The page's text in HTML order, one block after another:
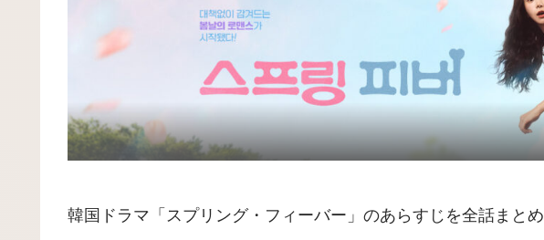
韓国ドラマ「スプリング・フィーバー」のあらすじを全話まとめ